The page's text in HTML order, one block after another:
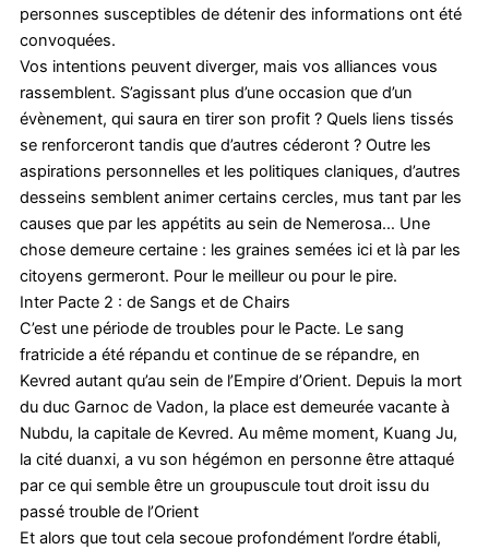
personnes susceptibles de détenir des informations ont été
convoquées.
Vos intentions peuvent diverger, mais vos alliances vous
rassemblent. S’agissant plus d’une occasion que d’un
évènement, qui saura en tirer son profit ? Quels liens tissés
se renforceront tandis que d’autres céderont ? Outre les
aspirations personnelles et les politiques claniques, d’autres
desseins semblent animer certains cercles, mus tant par les
causes que par les appétits au sein de Nemerosa… Une
chose demeure certaine : les graines semées ici et là par les
citoyens germeront. Pour le meilleur ou pour le pire.
Inter Pacte 2 : de Sangs et de Chairs
C’est une période de troubles pour le Pacte. Le sang
fratricide a été répandu et continue de se répandre, en
Kevred autant qu’au sein de l’Empire d’Orient. Depuis la mort
du duc Garnoc de Vadon, la place est demeurée vacante à
Nubdu, la capitale de Kevred. Au même moment, Kuang Ju,
la cité duanxi, a vu son hégémon en personne être attaqué
par ce qui semble être un groupuscule tout droit issu du
passé trouble de l’Orient
Et alors que tout cela secoue profondément l’ordre établi,